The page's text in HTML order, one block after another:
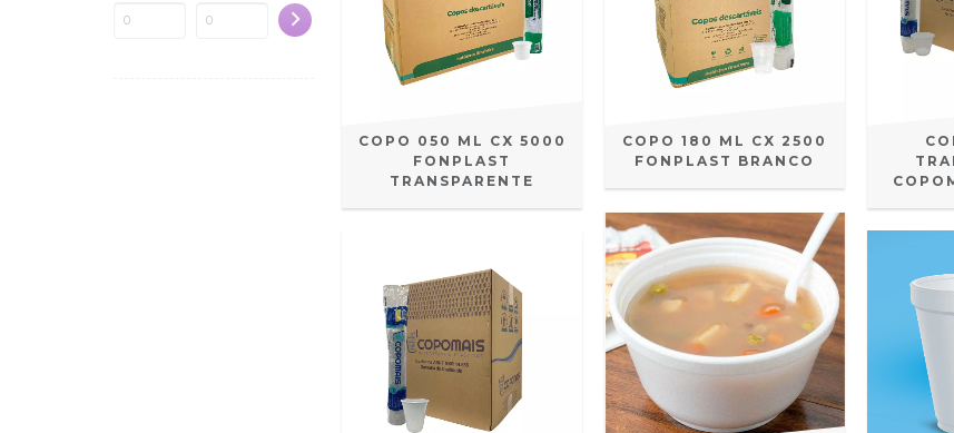
COPO 050 ML CX 5000
FONPLAST
TRANSPARENTE
COPO 180 ML CX 2500
FONPLAST BRANCO